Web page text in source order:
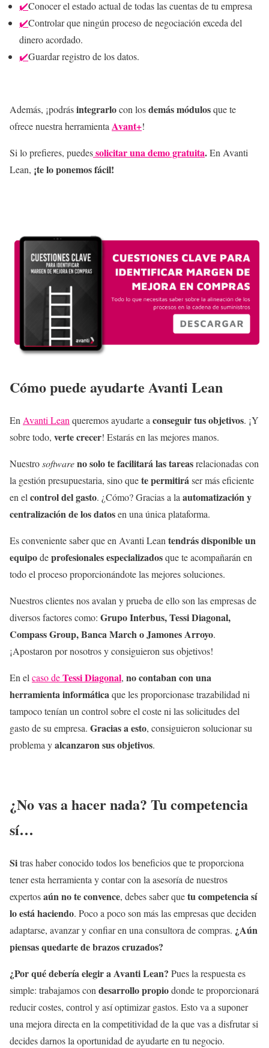
✔️Conocer el estado actual de todas las cuentas de tu empresa
✔️Controlar que ningún proceso de negociación exceda del
dinero acordado.
✔️Guardar registro de los datos.
Además, ¡podrásintegrarlocon losdemás módulosque te
ofrece nuestra herramienta Avant+!
Si lo prefieres, puedessolicitar una demo gratuita.En Avanti
Lean, ¡te lo ponemos fácil!
Cómo puede ayudarte Avanti Lean
En Avanti Lean queremos ayudarte a conseguir tus objetivos. ¡Y
sobre todo, verte crecer! Estarás en las mejores manos.
Nuestrosoftwareno solo te facilitará las tareasrelacionadas con
la gestión presupuestaria, sino quete permitiráser más eficiente
en el control del gasto. ¿Cómo?Gracias a la automatización y
centralización de los datosen una única plataforma.
Es conveniente saber que en Avanti Lean tendrás disponibleun
equipodeprofesionales especializadosque te acompañarán en
todo el proceso proporcionándote las mejores soluciones.
Nuestros clientes nos avalan y prueba de ello son las empresas de
diversos factores como: Grupo Interbus, Tessi Diagonal,
Compass Group, Banca March o Jamones Arroyo.
¡Apostaron por nosotros y consiguieron sus objetivos!
En el caso deTessi Diagonal, no contaban con una
herramienta informáticaque les proporcionase trazabilidad ni
tampoco tenían un control sobre el coste ni las solicitudes del
gasto de su empresa. Gracias a esto, consiguieron solucionar su
problema yalcanzaron sus objetivos.
¿No vas a hacer nada? Tu competencia
sí…
Sitras haber conocido todos los beneficios que te proporciona
tener esta herramienta y contar con la asesoría de nuestros
expertosaún no te convence, debes saber quetu competencia sí
lo está haciendo. Poco a poco son más las empresas que deciden
adaptarse, avanzar y confiar en una consultora de compras. ¿Aún
piensas quedarte de brazos cruzados?
¿Por qué debería elegir a Avanti Lean? Pues la respuesta es
simple: trabajamos con desarrollo propiodonde te proporcionará
reducir costes, control y así optimizar gastos. Esto va a suponer
una mejora directa en la competitividad de la que vas a disfrutar si
decides darnos la oportunidad de ayudarte en tu negocio.